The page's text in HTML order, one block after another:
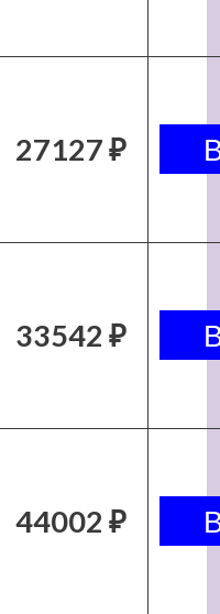
27127 ₽
33542 ₽
44002 ₽